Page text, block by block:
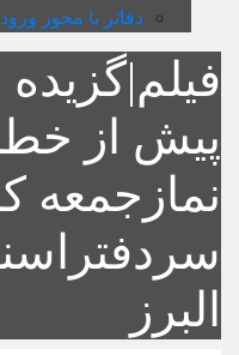
دفاتر با مجوز
پیش از
نمازجمعه
البرز